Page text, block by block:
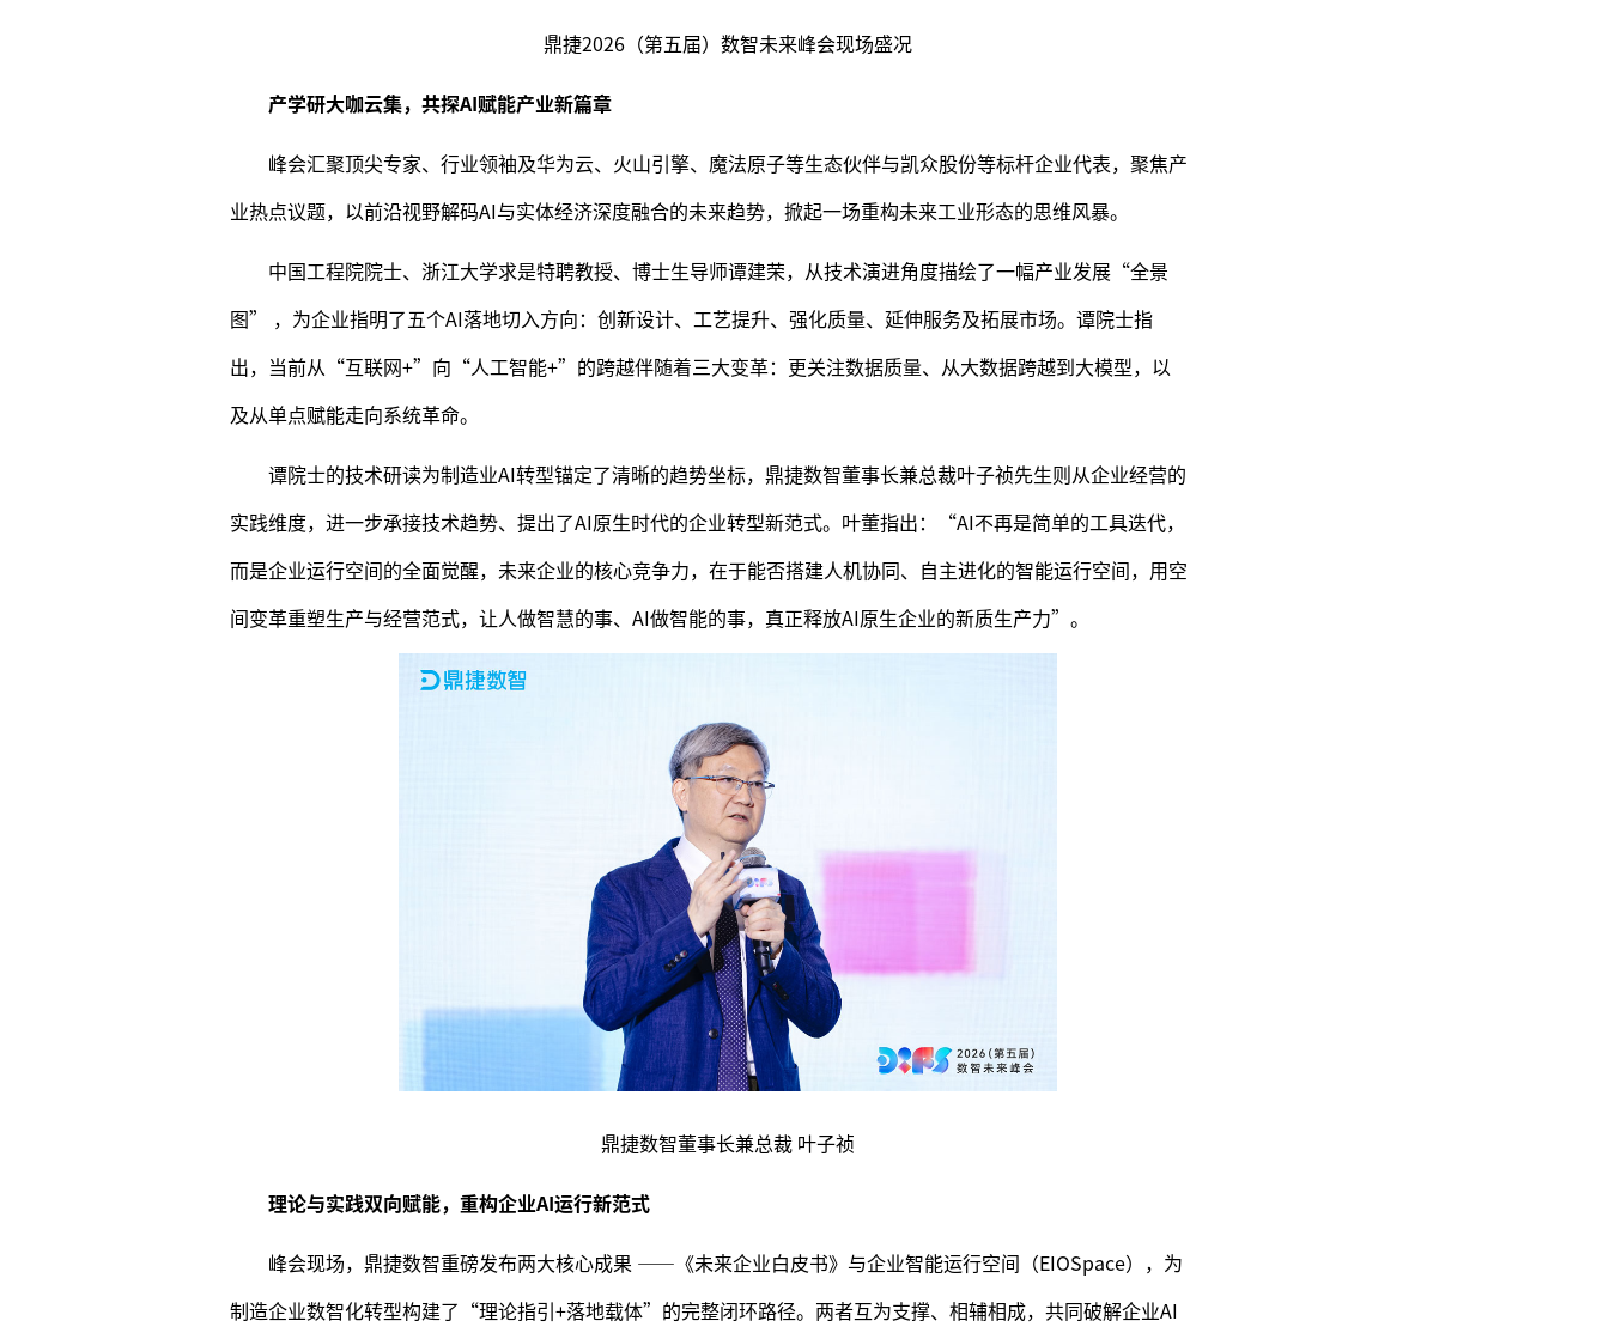
鼎捷2026（第五届）数智未来峰会现场盛况
产学研大咖云集，共探AI赋能产业新篇章
峰会汇聚顶尖专家、行业领袖及华为云、火山引擎、魔法原子等生态伙伴与凯众股份等标杆企业代表，聚焦产
业热点议题，以前沿视野解码AI与实体经济深度融合的未来趋势，掀起一场重构未来工业形态的思维风暴。
中国工程院院士、浙江大学求是特聘教授、博士生导师谭建荣，从技术演进角度描绘了一幅产业发展“全景
图” ，为企业指明了五个AI落地切入方向：创新设计、工艺提升、强化质量、延伸服务及拓展市场。谭院士指
出，当前从“互联网+”向“人工智能+”的跨越伴随着三大变革：更关注数据质量、从大数据跨越到大模型，以
及从单点赋能走向系统革命。
谭院士的技术研读为制造业AI转型锚定了清晰的趋势坐标，鼎捷数智董事长兼总裁叶子祯先生则从企业经营的
实践维度，进一步承接技术趋势、提出了AI原生时代的企业转型新范式。叶董指出：“AI不再是简单的工具迭代，
而是企业运行空间的全面觉醒，未来企业的核心竞争力，在于能否搭建人机协同、自主进化的智能运行空间，用空
间变革重塑生产与经营范式，让人做智慧的事、AI做智能的事，真正释放AI原生企业的新质生产力”。
鼎捷数智董事长兼总裁 叶子祯
理论与实践双向赋能，重构企业AI运行新范式
峰会现场，鼎捷数智重磅发布两大核心成果 ——《未来企业白皮书》与企业智能运行空间（EIOSpace），为
制造企业数智化转型构建了“理论指引+落地载体”的完整闭环路径。两者互为支撑、相辅相成，共同破解企业AI